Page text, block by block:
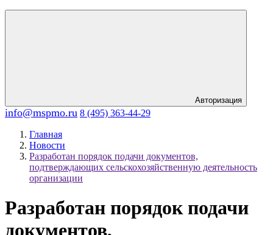
Авторизация
info@mspmo.ru 8 (495) 363-44-29
Главная
Новости
Разработан порядок подачи документов,
подтверждающих сельскохозяйственную деятельность
организации
Разработан порядок подачи
документов,